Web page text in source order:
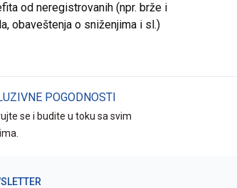
od neregistrovanih (npr. brže i
obaveštenja o sniženjima i sl.)
POGODNOSTI
se i budite u toku sa svim